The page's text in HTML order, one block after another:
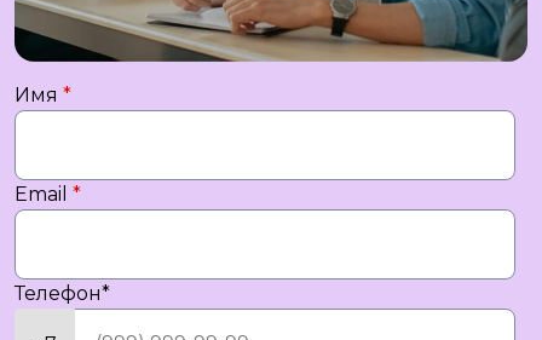
Имя *
Email *
Телефон*